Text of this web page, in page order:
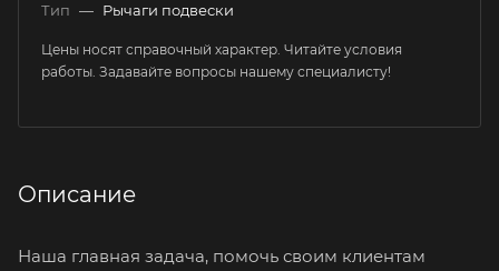
Тип — Рычаги подвески
Цены носят справочный характер. Читайте условия
работы. Задавайте вопросы нашему специалисту!
Описание
Наша главная задача, помочь своим клиентам